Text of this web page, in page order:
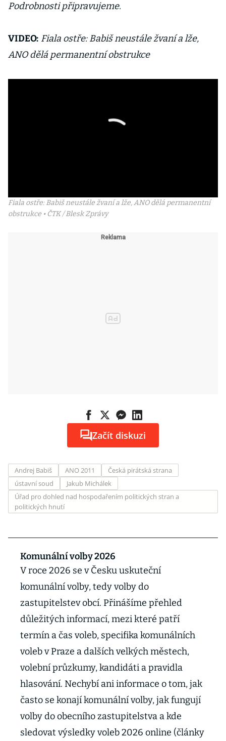
Podrobnosti připravujeme.
VIDEO: Fiala ostře: Babiš neustále žvaní a lže,
ANO dělá permanentní obstrukce
Fiala ostře: Babiš neustále žvaní a lže, ANO dělá permanentní
obstrukce • ČTK / Blesk Zprávy
Začít diskuzi
Andrej Babiš ANO 2011
Česká pirátská strana
ústavní soud
Jakub Michálek
Úřad pro dohled nad hospodařením politických stran a
politických hnutí
Komunální volby 2026
V roce 2026 se v Česku uskuteční
komunální volby, tedy volby do
zastupitelstev obcí. Přinášíme přehled
důležitých informací, mezi které patří
termín a čas voleb, specifika komunálních
voleb v Praze a dalších velkých městech,
volební průzkumy, kandidáti a pravidla
hlasování. Nechybí ani informace o tom, jak
často se konají komunální volby, jak fungují
volby do obecního zastupitelstva a kde
sledovat výsledky voleb 2026 online (články